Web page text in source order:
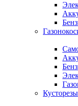
Кусторезы